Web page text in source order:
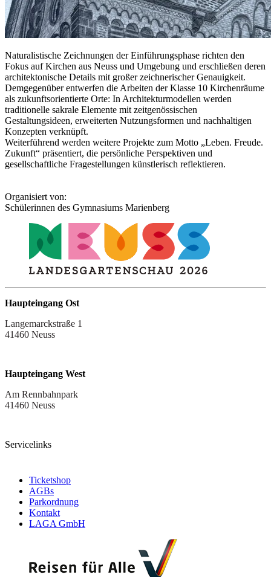
Naturalistische Zeichnungen der Einführungsphase richten den
Fokus auf Kirchen aus Neuss und Umgebung und erschließen deren
architektonische Details mit großer zeichnerischer Genauigkeit.
Demgegenüber entwerfen die Arbeiten der Klasse 10 Kirchenräume
als zukunftsorientierte Orte: In Architekturmodellen werden
traditionelle sakrale Elemente mit zeitgenössischen
Gestaltungsideen, erweiterten Nutzungsformen und nachhaltigen
Konzepten verknüpft.
Weiterführend werden weitere Projekte zum Motto „Leben. Freude.
Zukunft“ präsentiert, die persönliche Perspektiven und
gesellschaftliche Fragestellungen künstlerisch reflektieren.
Organisiert von:
Schülerinnen des Gymnasiums Marienberg
Haupteingang Ost
Langemarckstraße 1
41460 Neuss
Haupteingang West
Am Rennbahnpark
41460 Neuss
Servicelinks
Ticketshop
AGBs
Parkordnung
Kontakt
LAGA GmbH